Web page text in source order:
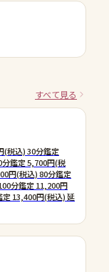
すべて見る
(税込) 30分鑑定
鑑定 5,700円(税
円(税込) 80分鑑定
分鑑定 11,200円
13,400円(税込) 延